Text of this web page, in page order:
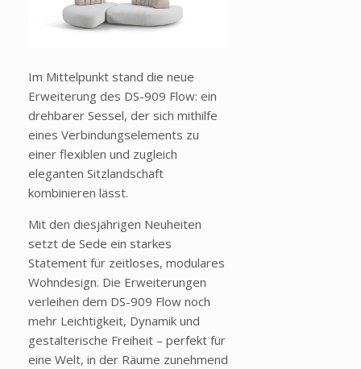
Im Mittelpunkt stand die neue
Erweiterung des DS-909 Flow: ein
drehbarer Sessel, der sich mithilfe
eines Verbindungselements zu
einer flexiblen und zugleich
eleganten Sitzlandschaft
kombinieren lässt.
Mit den diesjährigen Neuheiten
setzt de Sede ein starkes
Statement für zeitloses, modulares
Wohndesign. Die Erweiterungen
verleihen dem DS-909 Flow noch
mehr Leichtigkeit, Dynamik und
gestalterische Freiheit – perfekt für
eine Welt, in der Räume zunehmend